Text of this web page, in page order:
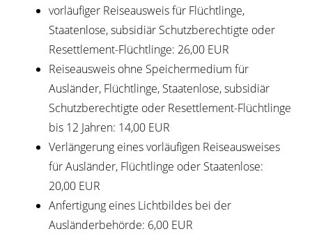
vorläufiger Reiseausweis für Flüchtlinge,
Staatenlose, subsidiär Schutzberechtigte oder
Resettlement-Flüchtlinge: 26,00 EUR
Reiseausweis ohne Speichermedium für
Ausländer, Flüchtlinge, Staatenlose, subsidiär
Schutzberechtigte oder Resettlement-Flüchtlinge
bis 12 Jahren: 14,00 EUR
Verlängerung eines vorläufigen Reiseausweises
für Ausländer, Flüchtlinge oder Staatenlose:
20,00 EUR
Anfertigung eines Lichtbildes bei der
Ausländerbehörde: 6,00 EUR